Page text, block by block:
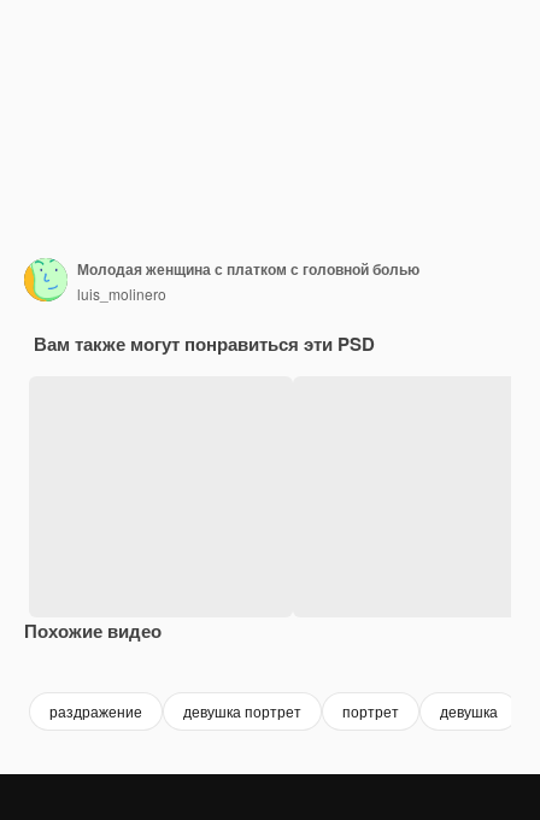
Молодая женщина с платком с головной болью
luis_molinero
Вам также могут понравиться эти PSD
Похожие видео
раздражение девушка портрет портрет девушка